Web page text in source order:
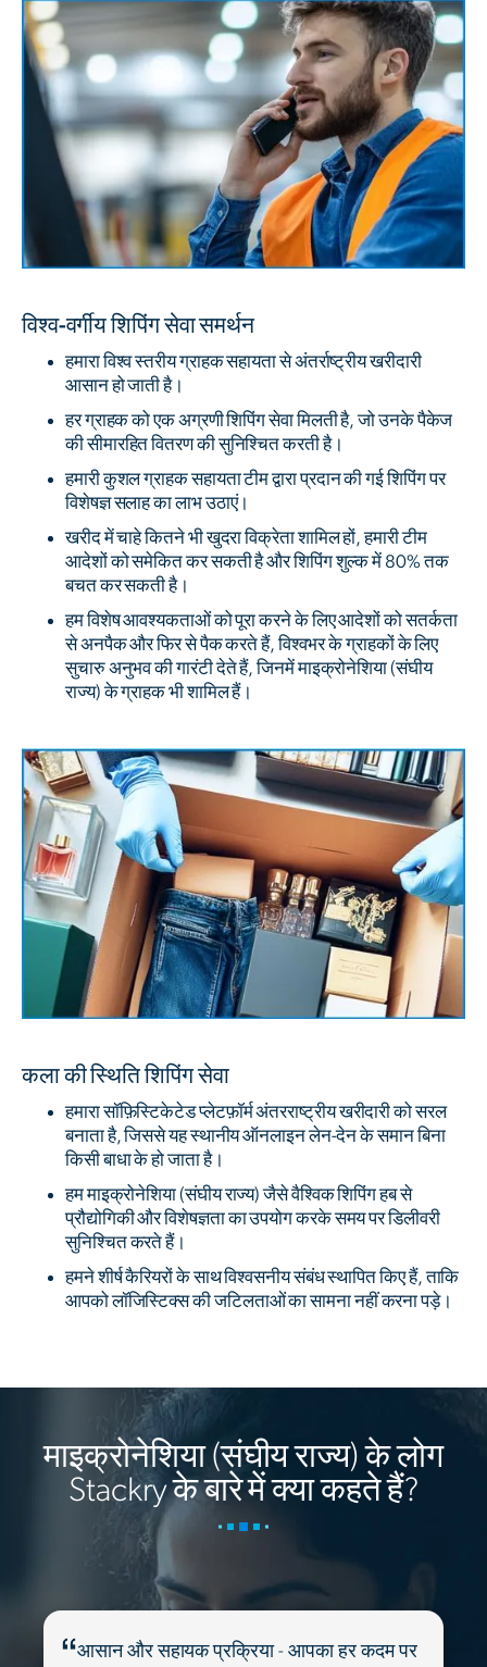
विश्व-वर्गीय शिपिंग सेवा समर्थन
हमारा विश्व स्तरीय ग्राहक सहायता से अंतर्राष्ट्रीय खरीदारी
आसान हो जाती है।
हर ग्राहक को एक अग्रणी शिपिंग सेवा मिलती है, जो उनके पैकेज
की सीमारहित वितरण की सुनिश्चित करती है।
हमारी कुशल ग्राहक सहायता टीम द्वारा प्रदान की गई शिपिंग पर
विशेषज्ञ सलाह का लाभ उठाएं।
खरीद में चाहे कितने भी खुदरा विक्रेता शामिल हों, हमारी टीम
आदेशों को समेकित कर सकती है और शिपिंग शुल्क में 80% तक
बचत कर सकती है।
हम विशेष आवश्यकताओं को पूरा करने के लिए आदेशों को सतर्कता
से अनपैक और फिर से पैक करते हैं, विश्वभर के ग्राहकों के लिए
सुचारु अनुभव की गारंटी देते हैं, जिनमें माइक्रोनेशिया (संघीय
राज्य) के ग्राहक भी शामिल हैं।
कला की स्थिति शिपिंग सेवा
हमारा सॉफ़िस्टिकेटेड प्लेटफ़ॉर्म अंतरराष्ट्रीय खरीदारी को सरल
बनाता है, जिससे यह स्थानीय ऑनलाइन लेन-देन के समान बिना
किसी बाधा के हो जाता है।
हम माइक्रोनेशिया (संघीय राज्य) जैसे वैश्विक शिपिंग हब से
प्रौद्योगिकी और विशेषज्ञता का उपयोग करके समय पर डिलीवरी
सुनिश्चित करते हैं।
हमने शीर्ष कैरियरों के साथ विश्वसनीय संबंध स्थापित किए हैं, ताकि
आपको लॉजिस्टिक्स की जटिलताओं का सामना नहीं करना पड़े।
माइक्रोनेशिया (संघीय राज्य) के लोग
Stackry के बारे में क्या कहते हैं?
आसान और सहायक प्रक्रिया - आपका हर कदम पर